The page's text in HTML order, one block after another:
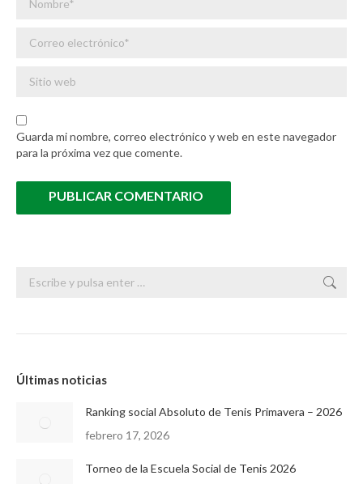
Guarda mi nombre, correo electrónico y web en este navegador
para la próxima vez que comente.
PUBLICAR COMENTARIO
Buscar:
Últimas noticias
Ranking social Absoluto de Tenis Primavera – 2026
febrero 17, 2026
Torneo de la Escuela Social de Tenis 2026